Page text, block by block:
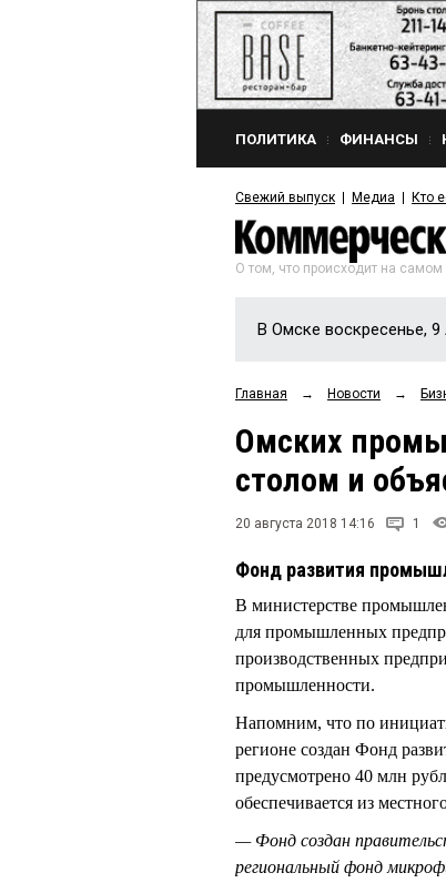
ПОЛИТИКА ФИНАНСЫ
Свежий выпуск Медиа Кто
О том, что происходит на
В Омске воскресенье, 9
Главная → Новости →
Омских
столом и
20 августа 2018 14:16 1
Фонд развития
В министерстве
для промышленных
производственных
промышленности.
Напомним, что по
регионе создан Фонд
предусмотрено 40 млн
обеспечивается из
— Фонд создан
региональный фонд